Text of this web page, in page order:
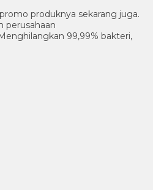
produknya sekarang juga.
perusahaan
99,99% bakteri,